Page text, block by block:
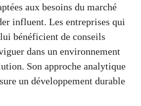
aux besoins du marché
influent. Les entreprises qui
bénéficient de conseils
dans un environnement
Son approche analytique
un développement durable